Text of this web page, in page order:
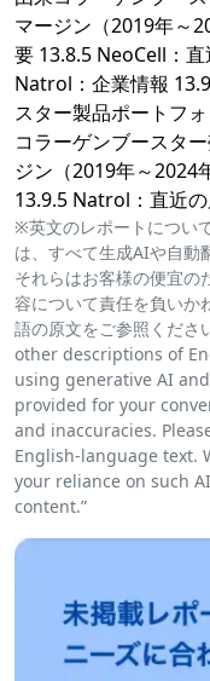
マージン（2019年～
要 13.8.5 NeoCell：
Natrol：企業情報
スター製品ポートフ
コラーゲンブースタ
ジン（2019年～2024
13.9.5 Natrol：直近
※英文のレポートについ
は、すべて生成AIや自動
それらはお客様の便宜の
容について責任を負いか
語の原文をご参照くだ
other descriptions of
using generative AI
provided for your
and inaccuracies.
English-language text.
your reliance on such
content.”